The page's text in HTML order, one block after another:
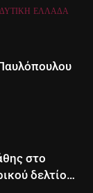
ΕΛΛΆΔΑ
στο
δελτίου
για
για τον